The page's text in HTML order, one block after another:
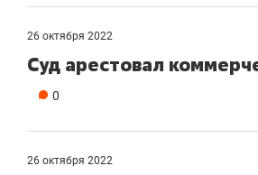
26 октября 2022
Суд арестовал
0
26 октября 2022